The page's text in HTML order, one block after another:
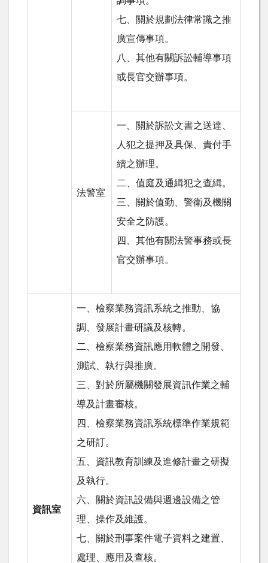
七、關於規劃法律常識之推
廣宣傳事項。
八、其他有關訴訟輔導事項
或長官交辦事項。
法警室
一、關於訴訟文書之送達、
人犯之提押及具保、責付手
續之辦理。
二、值庭及通緝犯之查緝。
三、關於值勤、警衛及機關
安全之防護。
四、其他有關法警事務或長
官交辦事項。
資訊室
一、檢察業務資訊系統之推動、協
調、發展計畫研議及核轉。
二、檢察業務資訊應用軟體之開發、
測試、執行與推廣。
三、對於所屬機關發展資訊作業之輔
導及計畫審核。
四、檢察業務資訊系統標準作業規範
之研訂。
五、資訊教育訓練及進修計畫之研擬
及執行。
六、關於資訊設備與週邊設備之管
理、操作及維護。
七、關於刑事案件電子資料之建置、
處理、應用及查核。